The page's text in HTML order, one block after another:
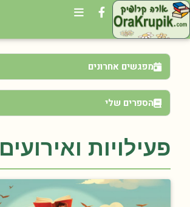
מפגשים אחרונים
הספרים שלי
פעילויות ואירועים